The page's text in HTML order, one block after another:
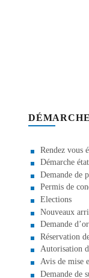
Rendez vous
Démarche
Demande de
Permis de
Elections
Nouveaux
Demande
Réservation
Autorisation
Avis de mise
Demande de